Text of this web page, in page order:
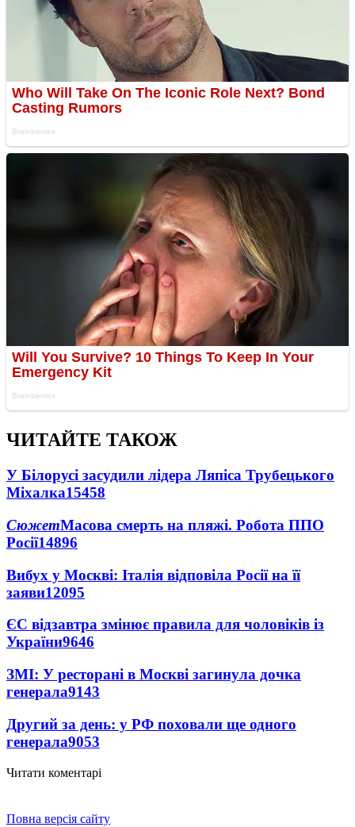
ЧИТАЙТЕ ТАКОЖ
У Білорусі засудили лідера Ляпіса Трубецького
Міхалка15458
СюжетМасова смерть на пляжі. Робота ППО
Росії14896
Вибух у Москві: Італія відповіла Росії на її
заяви12095
ЄС відзавтра змінює правила для чоловіків із
України9646
ЗМІ: У ресторані в Москві загинула дочка
генерала9143
Другий за день: у РФ поховали ще одного
генерала9053
Читати коментарі
Повна версія сайту